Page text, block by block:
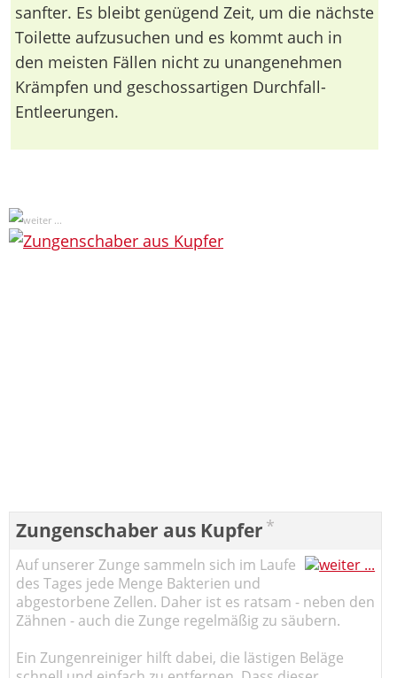
sanfter. Es bleibt genügend Zeit, um die nächste
Toilette aufzusuchen und es kommt auch in
den meisten Fällen nicht zu unangenehmen
Krämpfen und geschossartigen Durchfall-
Entleerungen.
Zungenschaber aus Kupfer *
Auf unserer Zunge sammeln sich im Laufe
des Tages jede Menge Bakterien und
abgestorbene Zellen. Daher ist es ratsam - neben den
Zähnen - auch die Zunge regelmäßig zu säubern.
Ein Zungenreiniger hilft dabei, die lästigen Beläge